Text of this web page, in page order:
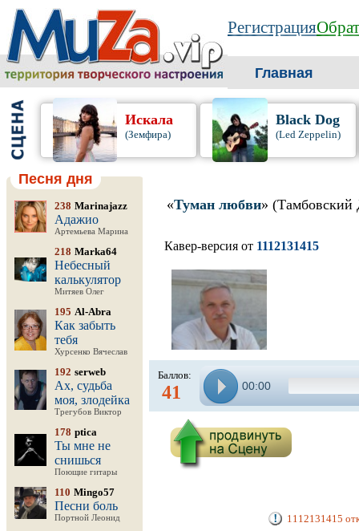
Регистрация
Главная
Искала
(Земфира)
Black Dog
(Led Zeppelin)
Песня дня
238 Marinajazz
Адажио
Артемьева Марина
218 Marka64
Небесный
калькулятор
Митяев Олег
195 Al-Abra
Как забыть
тебя
Хурсенко Вячеслав
192 serweb
Ах, судьба
моя, злодейка
Трегубов Виктор
178 ptica
Ты мне не
снишься
Поющие гитары
110 Mingo57
Песни боль
Портной Леонид
«Туман любви»
Кавер-версия от 1112131415
Баллов:
41 00:00
1112131415